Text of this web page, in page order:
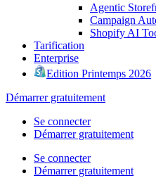
Agentic
Campaign
Shopify AI
Tarification
Enterprise
Edition Printemps 2026
Démarrer gratuitement
Se connecter
Démarrer gratuitement
Se connecter
Démarrer gratuitement